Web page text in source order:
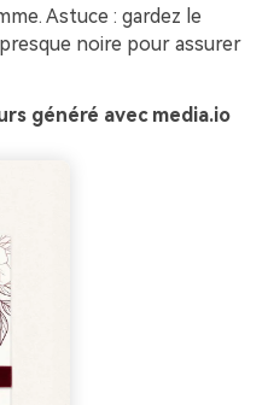
Astuce : gardez le
noire pour assurer
généré avec media.io